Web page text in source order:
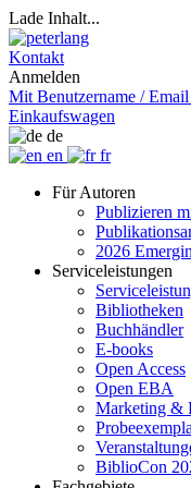
Lade Inhalt...
Kontakt
Anmelden
Mit Benutzername / Email
Einkaufswagen
de
en
fr
Für Autoren
Publizieren
2026
Serviceleistungen
Bibliotheken
Buchhändler
E-books
Open Access
Open EBA
Marketing &
BiblioCon